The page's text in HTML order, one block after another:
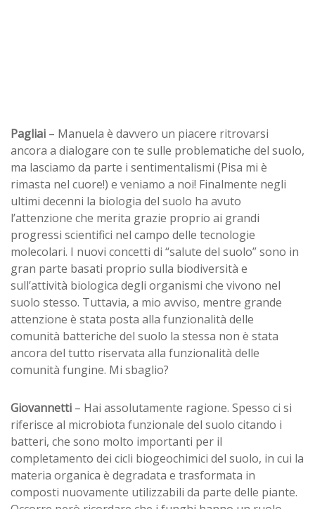
Pagliai – Manuela è davvero un piacere ritrovarsi
ancora a dialogare con te sulle problematiche del suolo,
ma lasciamo da parte i sentimentalismi (Pisa mi è
rimasta nel cuore!) e veniamo a noi! Finalmente negli
ultimi decenni la biologia del suolo ha avuto
l’attenzione che merita grazie proprio ai grandi
progressi scientifici nel campo delle tecnologie
molecolari. I nuovi concetti di “salute del suolo” sono in
gran parte basati proprio sulla biodiversità e
sull’attività biologica degli organismi che vivono nel
suolo stesso. Tuttavia, a mio avviso, mentre grande
attenzione è stata posta alla funzionalità delle
comunità batteriche del suolo la stessa non è stata
ancora del tutto riservata alla funzionalità delle
comunità fungine. Mi sbaglio?
Giovannetti – Hai assolutamente ragione. Spesso ci si
riferisce al microbiota funzionale del suolo citando i
batteri, che sono molto importanti per il
completamento dei cicli biogeochimici del suolo, in cui la
materia organica è degradata e trasformata in
composti nuovamente utilizzabili da parte delle piante.